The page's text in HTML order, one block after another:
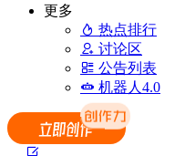
更多
热点排行
讨论区
公告列表
机器人4.0